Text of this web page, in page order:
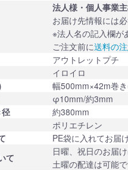
法人様・個人事業
お届け先情報には
※法人名の記入欄が
ご注文前に送料の
アウトレットプチ
イロイロ
幅500mm×42m巻
φ10mm/約3mm
約380mm
ポリエチレン
PE袋に入れてお届
て
日曜、祝日のお届
土曜の配達は可能で